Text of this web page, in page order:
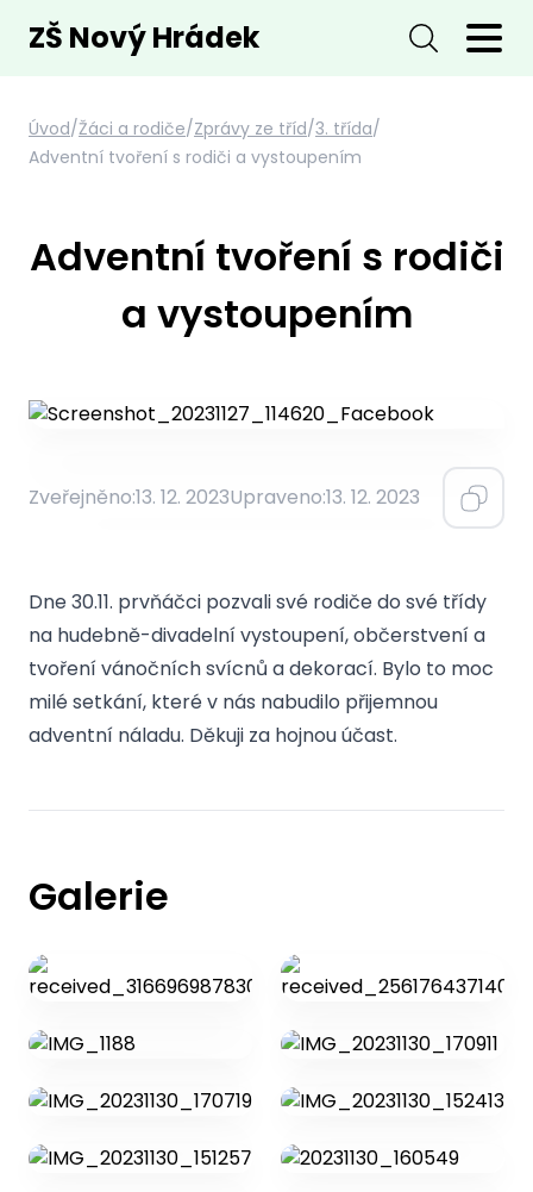
ZŠ Nový Hrádek
Úvod/Žáci a rodiče/Zprávy ze tříd/3. třída/
Adventní tvoření s rodiči a vystoupením
Adventní tvoření s rodiči
a vystoupením
Zveřejněno:13. 12. 2023Upraveno:13. 12. 2023
Dne 30.11. prvňáčci pozvali své rodiče do své třídy
na hudebně-divadelní vystoupení, občerstvení a
tvoření vánočních svícnů a dekorací. Bylo to moc
milé setkání, které v nás nabudilo přijemnou
adventní náladu. Děkuji za hojnou účast.
Galerie